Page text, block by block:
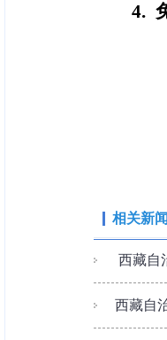
4.
相关新闻
西藏
西藏自